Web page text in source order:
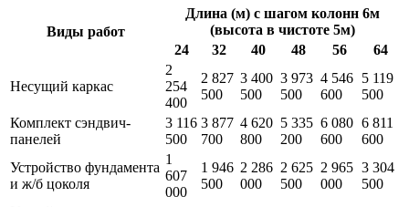
Виды работ
Длина (м) с шагом колонн 6м
(высота в чистоте 5м)
24
32 40 48 56 64
Несущий каркас
2
254
400
2 827
500
3 400
500
3 973
500
4 546
600
5 119
500
Комплект сэндвич-
панелей
3 116
500
3 877
700
4 620
800
5 335
200
6 080
600
6 811
600
Устройство фундамента
и ж/б цоколя
1
607
000
1 946
500
2 286
000
2 625
500
2 965
000
3 304
500